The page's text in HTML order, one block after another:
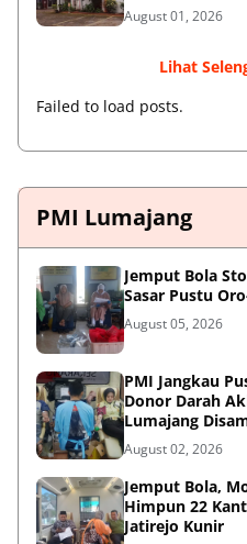
August 01, 2026
Lihat
Failed to load posts.
PMI Lumajang
Jemput Bola
Sasar Pustu
August 05, 2026
PMI Jangkau
Donor Darah
Lumajang
August 02, 2026
Jemput Bola,
Himpun 22
Jatirejo Kunir